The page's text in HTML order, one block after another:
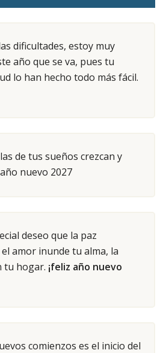
dificultades, estoy muy
año que se va, pues tu
lo han hecho todo más fácil.
de tus sueños crezcan y
nuevo 2027
deseo que la paz
amor inunde tu alma, la
tu hogar. ¡feliz año nuevo
comienzos es el inicio del